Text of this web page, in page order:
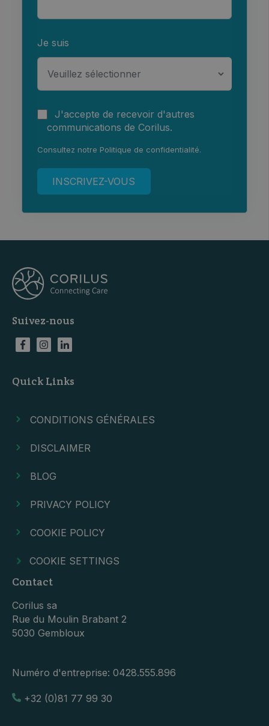
Je suis
J'accepte de recevoir d'autres
communications de Corilus.
Consultez notre Politique de confidentialité.
Suivez-nous
Quick Links
CONDITIONS GÉNÉRALES
DISCLAIMER
BLOG
PRIVACY POLICY
COOKIE POLICY
COOKIE SETTINGS
Contact
Corilus sa
Rue du Moulin Brabant 2
5030 Gembloux
Numéro d'entreprise: 0428.555.896
+32 (0)81 77 99 30